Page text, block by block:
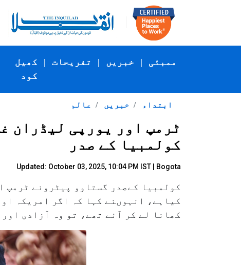
کھیل
کود
| تفریحات | خبریں | ممبئی
عالم خبریں ابتداء
ٹرمپ اور یورپی لیڈران
کولمبیا کے صدر
Updated: October 03, 2025, 10:04 PM IST | Bogota
کولمبیا کےصدر گستاوو پیٹرونے ٹرمپ
کیاہے، انہوںنے کہا کہ اگر امریکہ
کھانا لے کر آئے تھے، تو وہ آزادی